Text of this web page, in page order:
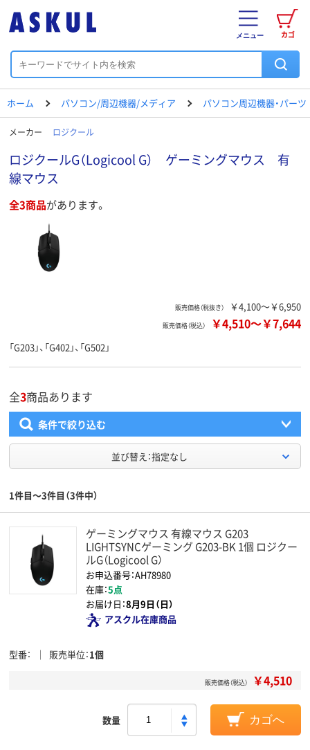
カゴ
メニュー
ホーム パソコン/周辺機器/メディア パソコン周辺機器・パーツ
メーカー ロジクール
ロジクールG（Logicool G） ゲーミングマウス 有
線マウス
全3商品があります。
販売価格（税抜き） ￥4,100～￥6,950
販売価格（税込） ￥4,510～￥7,644
「G203」、「G402」、「G502」
全3商品あります
条件で絞り込む
並び替え：指定なし
1件目～3件目（3件中）
ゲーミングマウス 有線マウス G203
LIGHTSYNCゲーミング G203-BK 1個 ロジクー
ルG（Logicool G）
お申込番号：AH78980
在庫：5点
お届け日：8月9日（日）
アスクル在庫商品
型番 販売単位 1個
販売価格（税込） ￥4,510
数量 カゴへ